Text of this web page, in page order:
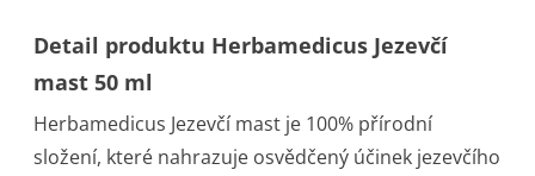
Detail produktu Herbamedicus Jezevčí
mast 50 ml
Herbamedicus Jezevčí mast je 100% přírodní
složení, které nahrazuje osvědčený účinek jezevčího